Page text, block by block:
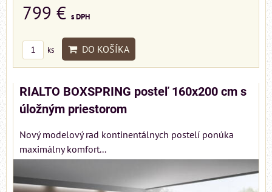
799 € s DPH
ks DO KOŠÍKA
RIALTO BOXSPRING posteľ 160x200 cm s
úložným priestorom
Nový modelový rad kontinentálnych postelí ponúka
maximálny komfort...